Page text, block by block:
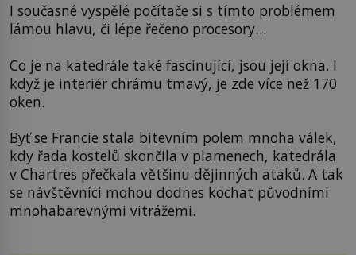
I současné vyspělé počítače si s tímto problémem
lámou hlavu, či lépe řečeno procesory…
Co je na katedrále také fascinující, jsou její okna. I
když je interiér chrámu tmavý, je zde více než 170
oken.
Byť se Francie stala bitevním polem mnoha válek,
kdy řada kostelů skončila v plamenech, katedrála
v Chartres přečkala většinu dějinných ataků. A tak
se návštěvníci mohou dodnes kochat původními
mnohabarevnými vitrážemi.